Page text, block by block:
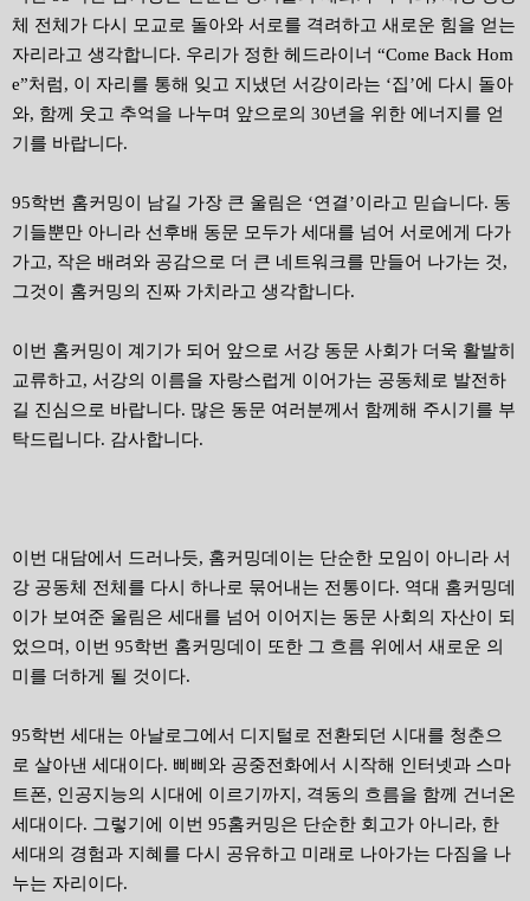
체 전체가 다시 모교로 돌아와 서로를 격려하고 새로운 힘을 얻는
자리라고 생각합니다. 우리가 정한 헤드라이너 “Come Back Hom
e”처럼, 이 자리를 통해 잊고 지냈던 서강이라는 ‘집’에 다시 돌아
와, 함께 웃고 추억을 나누며 앞으로의 30년을 위한 에너지를 얻
기를 바랍니다.
95학번 홈커밍이 남길 가장 큰 울림은 ‘연결’이라고 믿습니다. 동
기들뿐만 아니라 선후배 동문 모두가 세대를 넘어 서로에게 다가
가고, 작은 배려와 공감으로 더 큰 네트워크를 만들어 나가는 것,
그것이 홈커밍의 진짜 가치라고 생각합니다.
이번 홈커밍이 계기가 되어 앞으로 서강 동문 사회가 더욱 활발히
교류하고, 서강의 이름을 자랑스럽게 이어가는 공동체로 발전하
길 진심으로 바랍니다. 많은 동문 여러분께서 함께해 주시기를 부
탁드립니다. 감사합니다.
이번 대담에서 드러나듯, 홈커밍데이는 단순한 모임이 아니라 서
강 공동체 전체를 다시 하나로 묶어내는 전통이다. 역대 홈커밍데
이가 보여준 울림은 세대를 넘어 이어지는 동문 사회의 자산이 되
었으며, 이번 95학번 홈커밍데이 또한 그 흐름 위에서 새로운 의
미를 더하게 될 것이다.
95학번 세대는 아날로그에서 디지털로 전환되던 시대를 청춘으
로 살아낸 세대이다. 삐삐와 공중전화에서 시작해 인터넷과 스마
트폰, 인공지능의 시대에 이르기까지, 격동의 흐름을 함께 건너온
세대이다. 그렇기에 이번 95홈커밍은 단순한 회고가 아니라, 한
세대의 경험과 지혜를 다시 공유하고 미래로 나아가는 다짐을 나
누는 자리이다.